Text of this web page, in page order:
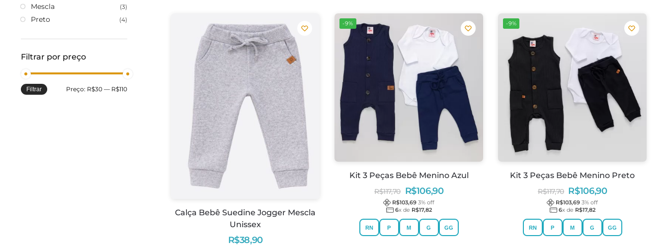
Calça Bebê Suedine Jogger Mescla
Unissex
R$38,90
-9%
Kit 3 Peças Bebê Menino Azul
R$117,70 R$106,90
R$103,69 3% off
6x de R$17,82
RN P M G GG
-9%
Kit 3 Peças Bebê Menino Preto
R$117,70 R$106,90
R$103,69 3% off
6x de R$17,82
RN P M G GG
Mescla (3)
Preto (4)
Filtrar por preço
Filtrar Preço: R$30 — R$110